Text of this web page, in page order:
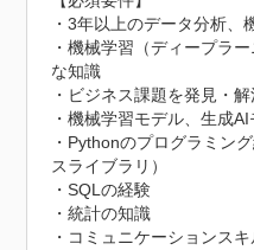
・3年以上のデータ分析、
・機械学習（ディープラ
な知識
・ビジネス課題を発見・
・機械学習モデル、生成
・Pythonのプログラミン
スライブラリ）
・SQLの経験
・統計の知識
・コミュニケーションス